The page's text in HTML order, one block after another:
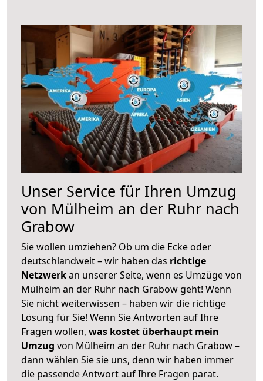
Unser Service für Ihren Umzug
von Mülheim an der Ruhr nach
Grabow
Sie wollen umziehen? Ob um die Ecke oder
deutschlandweit – wir haben das richtige
Netzwerkan unserer Seite, wenn es Umzüge von
Mülheim an der Ruhr nach Grabow geht! Wenn
Sie nicht weiterwissen – haben wir die richtige
Lösung für Sie! Wenn Sie Antworten auf Ihre
Fragen wollen, was kostet überhaupt mein
Umzug von Mülheim an der Ruhr nach Grabow –
dann wählen Sie sie uns, denn wir haben immer
die passende Antwort auf Ihre Fragen parat.